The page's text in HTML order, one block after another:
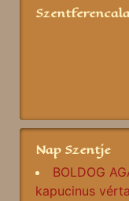
Nap Szentje
BOLDOG
kapucinus